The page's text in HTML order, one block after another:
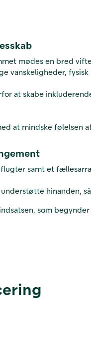
mødes en bred
vanskeligheder,
at skabe
at mindske følelsen
samt et
hinanden,
som